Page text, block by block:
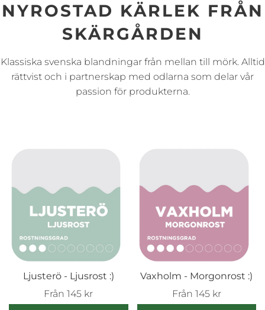
NYROSTAD KÄRLEK FRÅN
SKÄRGÅRDEN
Klassiska svenska blandningar från mellan till mörk. Alltid
rättvist och i partnerskap med odlarna som delar vår
passion för produkterna.
Ljusterö - Ljusrost :)
Från145 kr
Vaxholm - Morgonrost :)
Från 145 kr